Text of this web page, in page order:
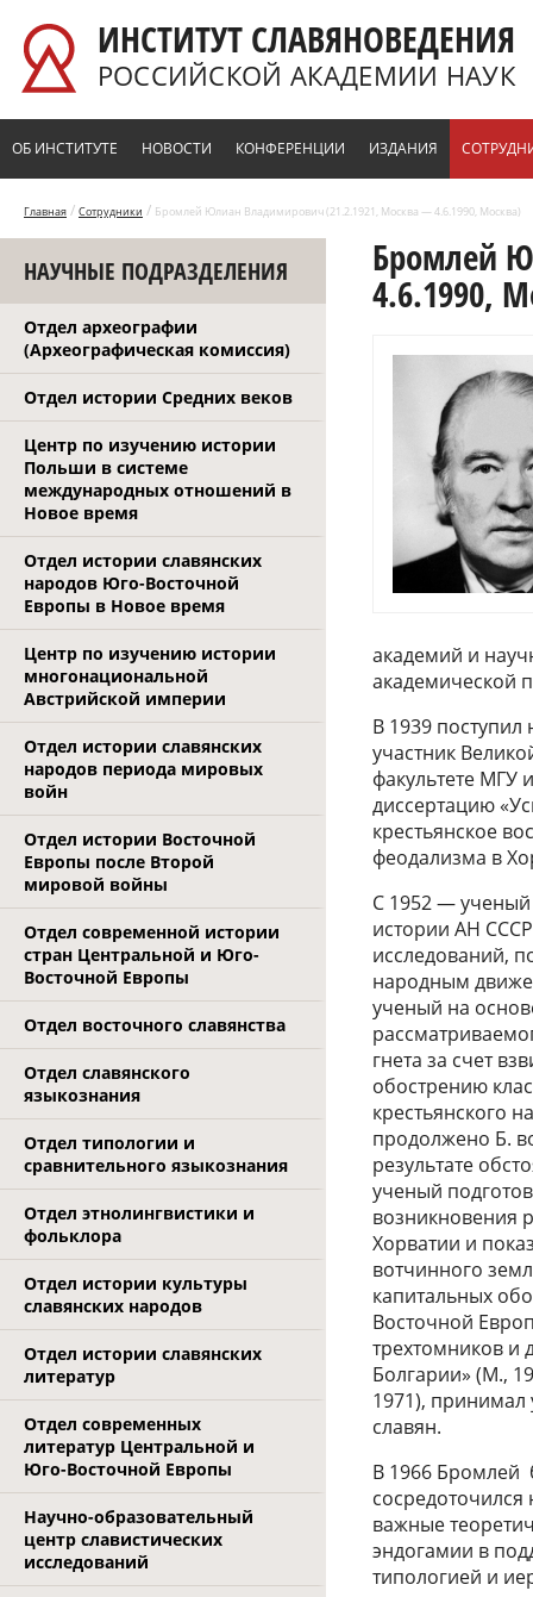
ИНСТИТУТ СЛАВЯНОВЕДЕНИЯ
РОССИЙСКОЙ АКАДЕМИИ НАУК
ОБ ИНСТИТУТЕ НОВОСТИ КОНФЕРЕНЦИИ ИЗДАНИЯ
Главная / Сотрудники / Бромлей Юлиан Владимирович (21.2.1921, Москва — 4.6.1990, Москва)
НАУЧНЫЕ ПОДРАЗДЕЛЕНИЯ
Отдел археографии
(Археографическая комиссия)
Отдел истории Средних веков
Центр по изучению истории
Польши в системе
международных отношений в
Новое время
Отдел истории славянских
народов Юго-Восточной
Европы в Новое время
Центр по изучению истории
многонациональной
Австрийской империи
Отдел истории славянских
народов периода мировых
войн
Отдел истории Восточной
Европы после Второй
мировой войны
Отдел современной истории
стран Центральной и Юго-
Восточной Европы
Отдел восточного славянства
Отдел славянского
языкознания
Отдел типологии и
сравнительного языкознания
Отдел этнолингвистики и
фольклора
Отдел истории культуры
славянских народов
Отдел истории славянских
литератур
Отдел современных
литератур Центральной и
Юго-Восточной Европы
Научно-образовательный
центр славистических
исследований
Бромлей
4.6.1990,
академий и
академической
В 1939
участник
факультете МГУ
диссертацию
крестьянское
феодализма в
С 1952 — ученый
истории АН
исследований,
народным
ученый на
гнета за счет
обострению
крестьянского
продолжено Б.
результате
ученый
возникновения
Хорватии и
вотчинного
капитальных
Восточной
трехтомников и
Болгарии» (М.,
1971), принимал
славян.
В 1966 Бромлей
важные
эндогамии в
типологией и